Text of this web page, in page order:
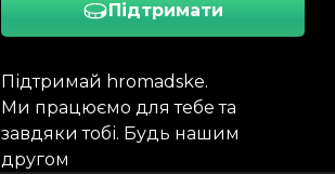
Підтримати
Підтримай hromadske.
Ми працюємо для тебе та
завдяки тобі. Будь нашим
другом